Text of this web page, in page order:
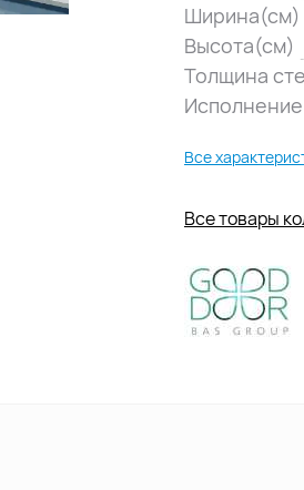
Ширина(см)
Высота(см)
Толщина
Все
Все товары